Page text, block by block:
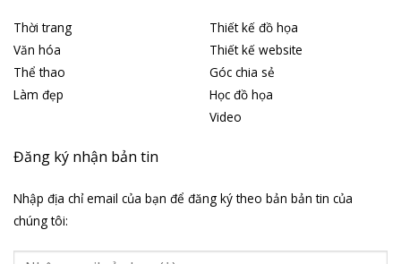
Thời trang
Văn hóa
Thể thao
Làm đẹp
Thiết kế đồ họa
Thiết kế website
Góc chia sẻ
Học đồ họa
Video
Đăng ký nhận bản tin
Nhập địa chỉ email của bạn để đăng ký theo bản bản tin của
chúng tôi: